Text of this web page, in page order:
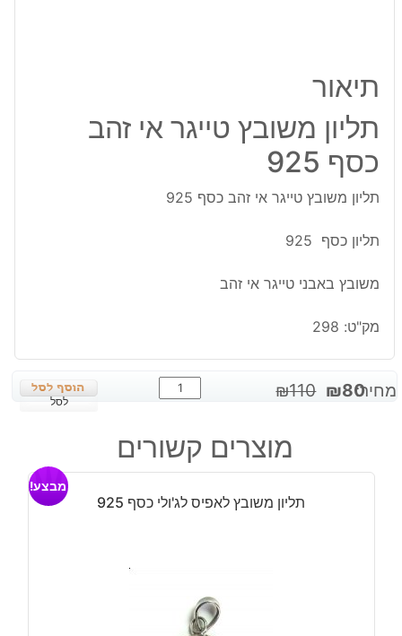
תיאור
תליון משובץ טייגר אי זהב
כסף 925
תליון משובץ טייגר אי זהב כסף 925
תליון כסף 925
משובץ באבני טייגר אי זהב
מק"ט: 298
מחיר: ₪110 המחיר
₪80
המחיר
כמות
של
משובץ
טייגר
זהב
לסל
מוצרים קשורים
תליון משובץ לאפיס לג'ולי כסף 925
מבצע!